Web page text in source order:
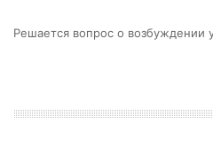
Решается вопрос о возбуждении